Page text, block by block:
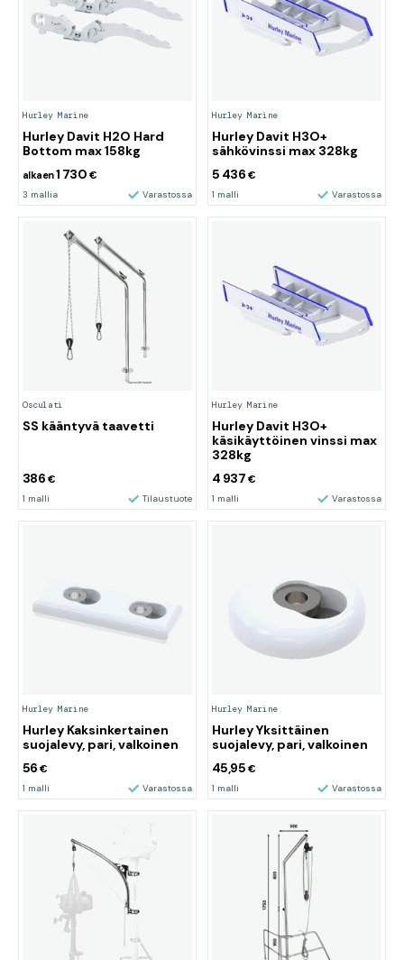
Hurley Marine
Hurley Davit H2O Hard
Bottom max 158kg
alkaen1 730 €
3 mallia Varastossa
Hurley Marine
Hurley Davit H3O+
sähkövinssi max 328kg
5 436 €
1 malli Varastossa
Osculati
SS kääntyvä taavetti
386 €
1 malli Tilaustuote
Hurley Marine
Hurley Davit H3O+
käsikäyttöinen vinssi max
328kg
4 937 €
1 malli Varastossa
Hurley Marine
Hurley Kaksinkertainen
suojalevy, pari, valkoinen
56€
1 malli Varastossa
Hurley Marine
Hurley Yksittäinen
suojalevy, pari, valkoinen
45,95 €
1 malli Varastossa